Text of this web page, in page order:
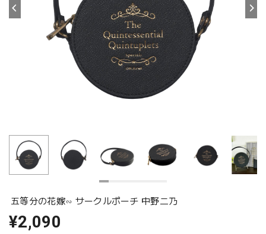
五等分の花嫁∽ サークルポーチ 中野二乃
¥2,090